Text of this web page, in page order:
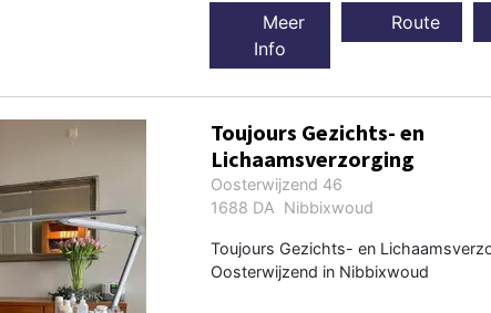
Meer
Info
Route
Toujours Gezichts- en
Lichaamsverzorging
Oosterwijzend 46
1688 DA Nibbixwoud
Toujours Gezichts- en
Oosterwijzend in Nibbixwoud